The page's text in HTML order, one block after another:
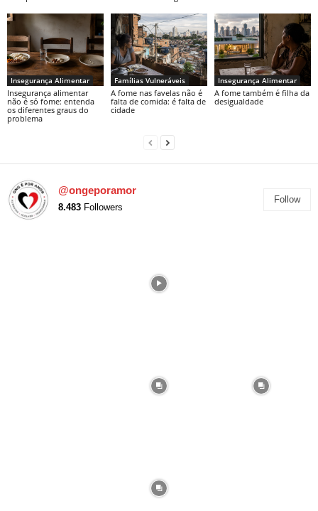
Insegurança Alimentar
Insegurança alimentar
não é só fome: entenda
os diferentes graus do
problema
Famílias Vulneráveis
A fome nas favelas não é
falta de comida: é falta de
cidade
Insegurança Alimentar
A fome também é filha da
desigualdade
@ongeporamor
8.483 Followers
Follow